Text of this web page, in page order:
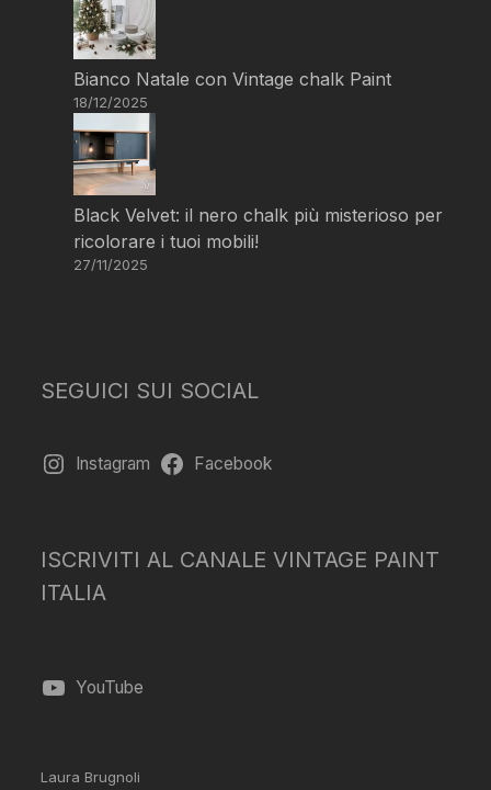
Bianco Natale con Vintage chalk Paint
18/12/2025
Black Velvet: il nero chalk più misterioso per
ricolorare i tuoi mobili!
27/11/2025
SEGUICI SUI SOCIAL
Instagram Facebook
ISCRIVITI AL CANALE VINTAGE PAINT
ITALIA
YouTube
Laura Brugnoli